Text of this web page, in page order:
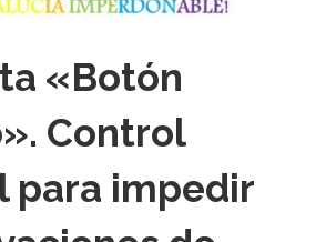
«Botón
Control
para impedir